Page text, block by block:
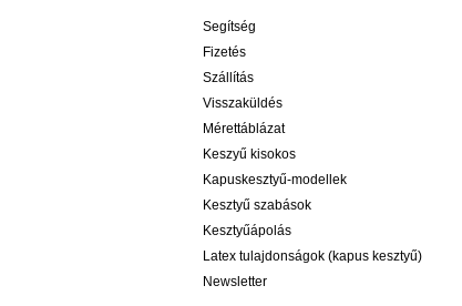
Segítség
Fizetés
Szállítás
Visszaküldés
Mérettáblázat
Keszyű kisokos
Kapuskesztyű-modellek
Kesztyű szabások
Kesztyűápolás
Latex tulajdonságok (kapus kesztyű)
Newsletter